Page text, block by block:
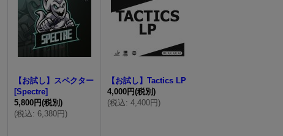
【お試し】スペクター
[Spectre]
5,800円(税別)
(税込: 6,380円)
【お試し】Tactics LP
4,000円(税別)
(税込: 4,400円)